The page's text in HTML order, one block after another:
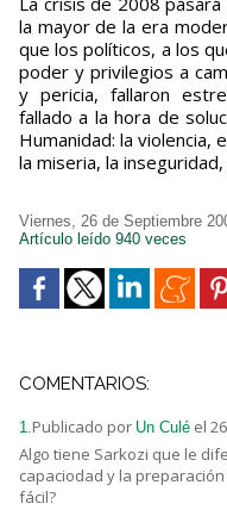
la mayor de la era
que los políticos, a los
poder y privilegios a
y pericia, fallaron
fallado a la hora de
Humanidad: la violencia,
la miseria, la
Viernes, 26 de Septiembre
Artículo leído 940 veces
COMENTARIOS:
1.Publicado por Un Culé el
Algo tiene Sarkozi que le
capaciodad y la
fácil?